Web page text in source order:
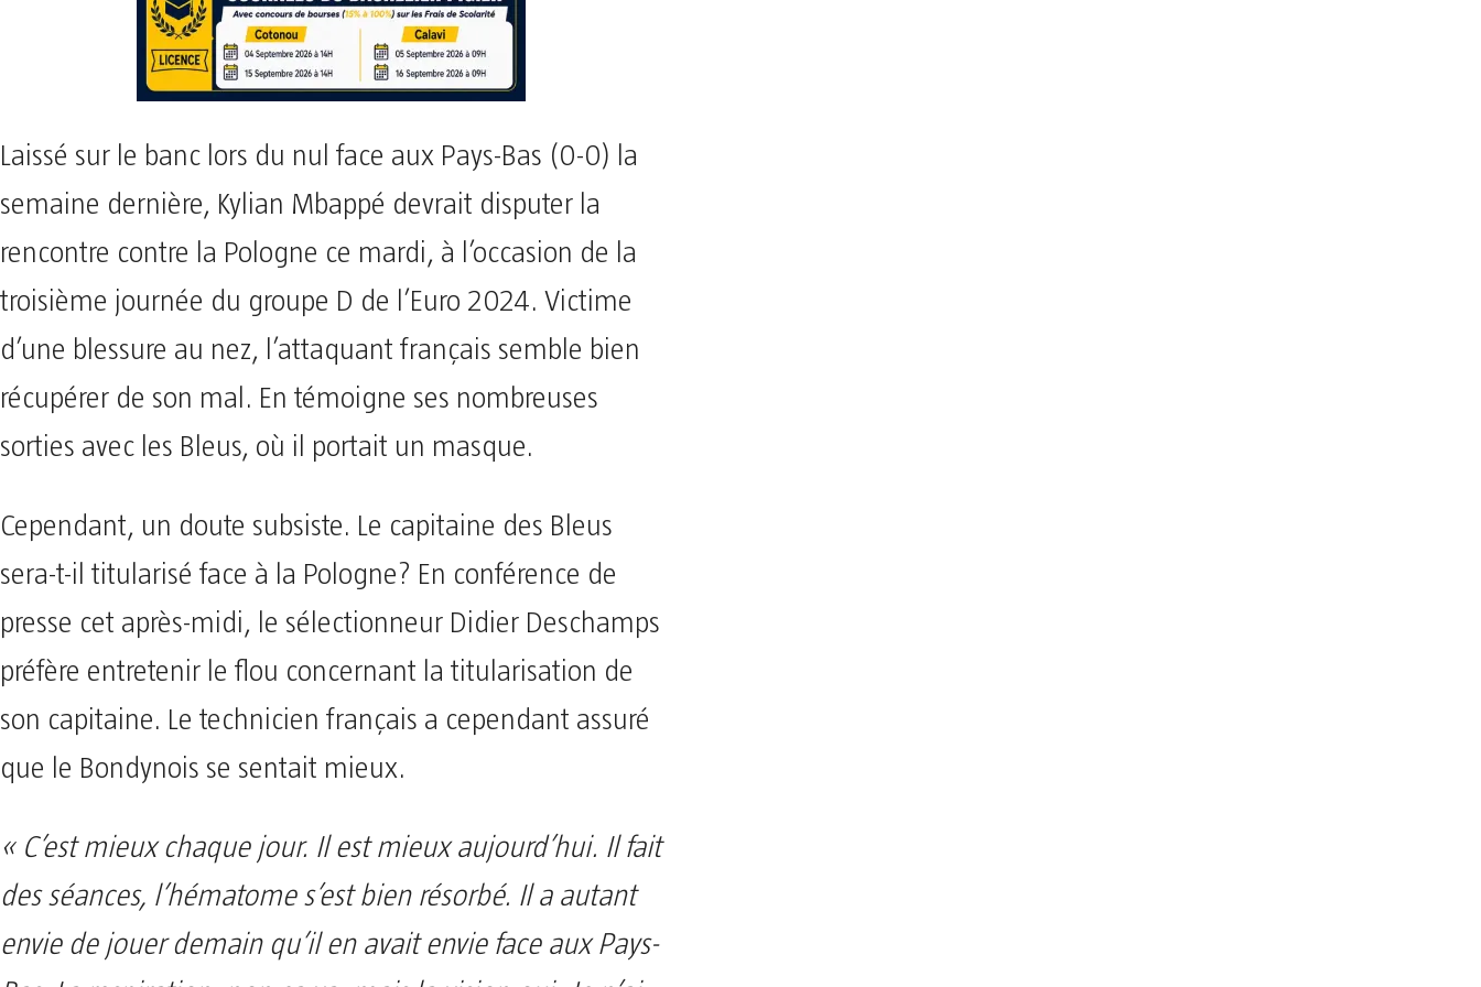
Laissé sur le banc lors du nul face aux Pays-Bas (0-0) la
semaine dernière, Kylian Mbappé devrait disputer la
rencontre contre la Pologne ce mardi, à l’occasion de la
troisième journée du groupe D de l’Euro 2024. Victime
d’une blessure au nez, l’attaquant français semble bien
récupérer de son mal. En témoigne ses nombreuses
sorties avec les Bleus, où il portait un masque.
Cependant, un doute subsiste. Le capitaine des Bleus
sera-t-il titularisé face à la Pologne? En conférence de
presse cet après-midi, le sélectionneur Didier Deschamps
préfère entretenir le flou concernant la titularisation de
son capitaine. Le technicien français a cependant assuré
que le Bondynois se sentait mieux.
« C’est mieux chaque jour. Il est mieux aujourd’hui. Il fait
des séances, l’hématome s’est bien résorbé. Il a autant
envie de jouer demain qu’il en avait envie face aux Pays-